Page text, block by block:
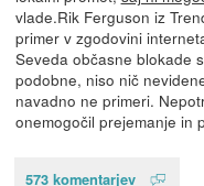
vlade.Rik Ferguson iz
primer v zgodovini
Seveda občasne blokade
podobne, niso nič
navadno ne primeri.
onemogočil prejemanje in
573 komentarjev